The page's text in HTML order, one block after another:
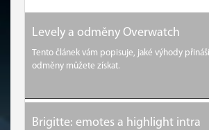
Levely a odměny Overwatch
Tento článek vám popisuje, jaké výhody
odměny můžete získat.
Brigitte: emotes a highlight intra